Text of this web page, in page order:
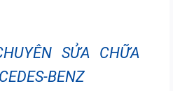
SỬA CHỮA
BENZ